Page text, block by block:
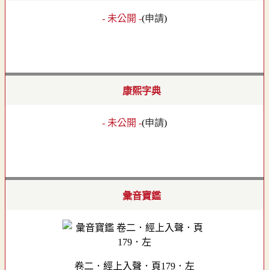
- 未公開 -(申請)
康熙字典
- 未公開 -(申請)
彙音寶鑑
卷二．經上入聲．頁179．左